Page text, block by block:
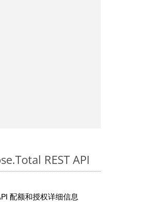
REST API
配额和授权详细信息